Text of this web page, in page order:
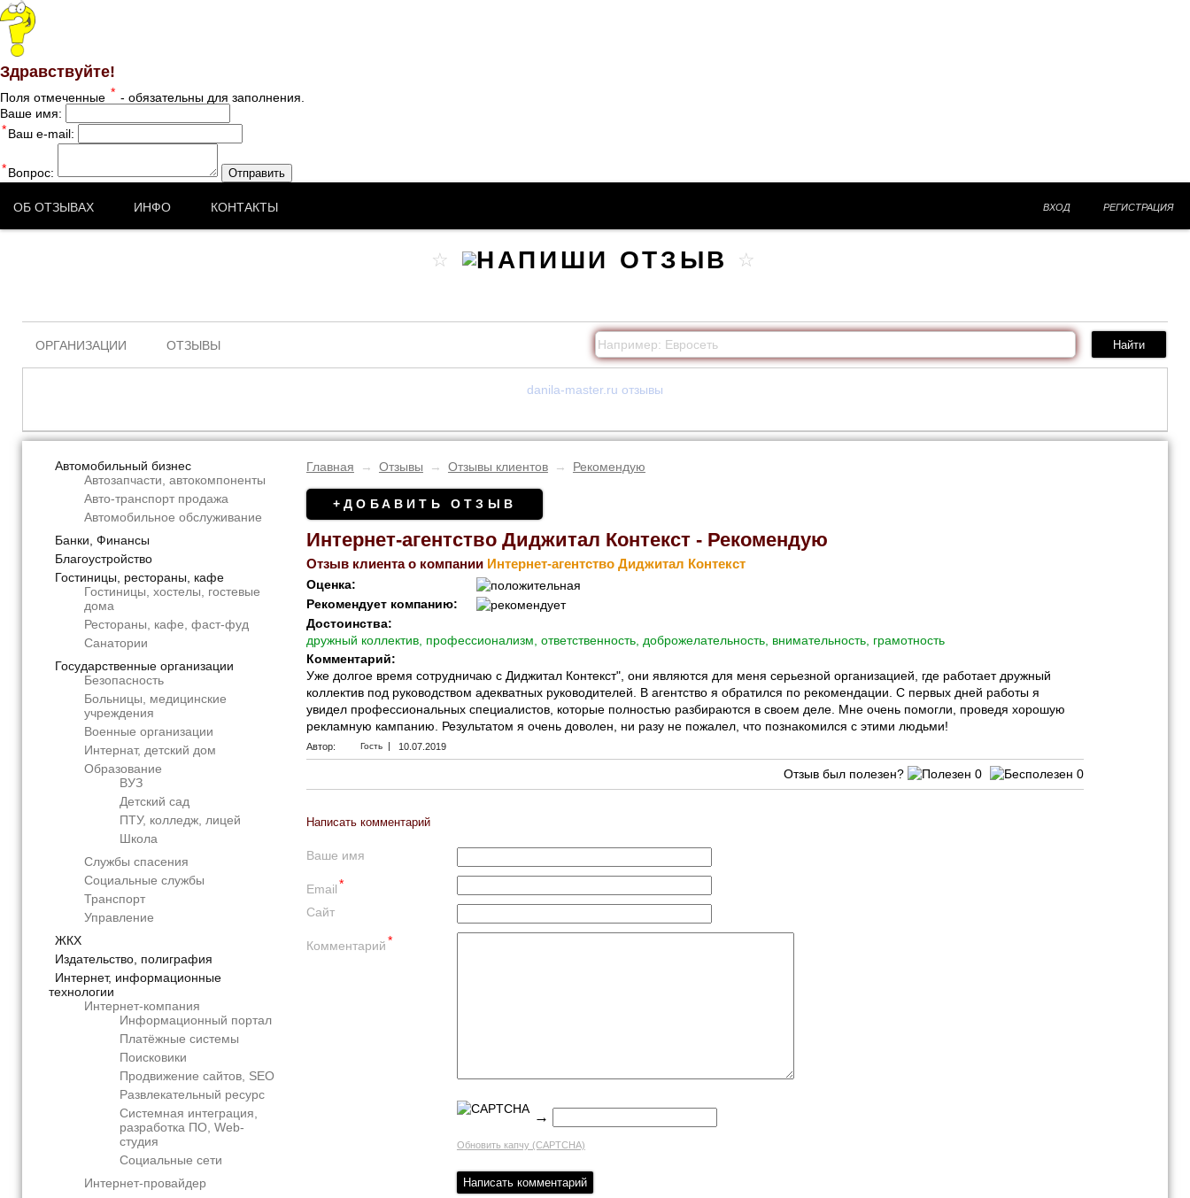
Здравствуйте!
Поля отмеченные * - обязательны для заполнения.
Ваше имя:
*Ваш e-mail:
*Вопрос: Отправить
ОБ ОТЗЫВАХ ИНФО КОНТАКТЫ ВХОД РЕГИСТРАЦИЯ
ОРГАНИЗАЦИИ ОТЗЫВЫ
danila-master.ru отзывы
Автомобильный бизнес
Автозапчасти, автокомпоненты
Авто-транспорт продажа
Автомобильное обслуживание
Банки, Финансы
Благоустройство
Гостиницы, рестораны, кафе
Гостиницы, хостелы, гостевые
дома
Рестораны, кафе, фаст-фуд
Санатории
Государственные организации
Безопасность
Больницы, медицинские
учреждения
Военные организации
Интернат, детский дом
Образование
ВУЗ
Детский сад
ПТУ, колледж, лицей
Школа
Службы спасения
Социальные службы
Транспорт
Управление
ЖКХ
Издательство, полиграфия
Интернет, информационные
технологии
Интернет-компания
Информационный портал
Платёжные системы
Поисковики
Продвижение сайтов, SEO
Развлекательный ресурс
Системная интеграция,
разработка ПО, Web-
студия
Социальные сети
Интернет-провайдер
Главная → Отзывы → Отзывы клиентов → Рекомендую
+ДОБАВИТЬ ОТЗЫВ
Интернет-агентство Диджитал Контекст - Рекомендую
Отзыв клиента о компании Интернет-агентство Диджитал Контекст
Оценка:
Рекомендует компанию:
Достоинства:
дружный коллектив, профессионализм, ответственность, доброжелательность, внимательность, грамотность
Комментарий:
Уже долгое время сотрудничаю с Диджитал Контекст", они являются для меня серьезной организацией, где работает дружный
коллектив под руководством адекватных руководителей. В агентство я обратился по рекомендации. С первых дней работы я
увидел профессиональных специалистов, которые полностью разбираются в своем деле. Мне очень помогли, проведя хорошую
рекламную кампанию. Результатом я очень доволен, ни разу не пожалел, что познакомился с этими людьми!
Автор: Гость | 10.07.2019
Отзыв был полезен? 0 0
Написать комментарий
Ваше имя
Email*
Сайт
Комментарий*
→
Обновить капчу (CAPTCHA)